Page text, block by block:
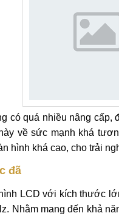
có quá nhiều nâng
về sức mạnh khá
hình khá cao, cho trải
đã
LCD với kích thước
Nhằm mang đến khả